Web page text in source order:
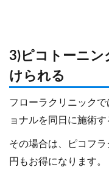
3)ピコトーニン
けられる
フローラクリニック
ョナルを同日に施術す
その場合は、ピコフ
円もお得になります。